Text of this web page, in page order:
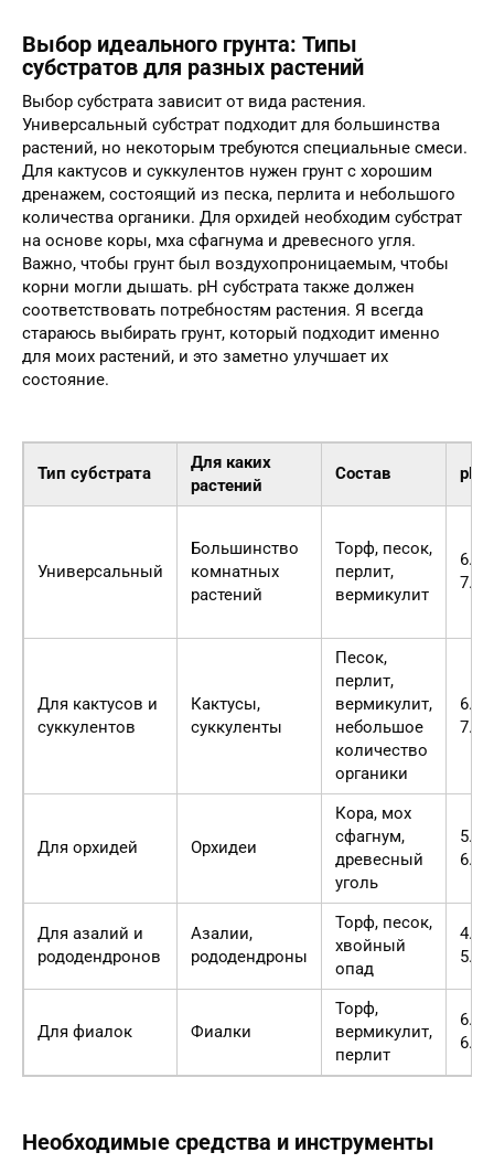
Выбор идеального грунта: Типы
субстратов для разных растений
Выбор субстрата зависит от вида растения.
Универсальный субстрат подходит для большинства
растений, но некоторым требуются специальные смеси.
Для кактусов и суккулентов нужен грунт с хорошим
дренажем, состоящий из песка, перлита и небольшого
количества органики. Для орхидей необходим субстрат
на основе коры, мха сфагнума и древесного угля.
Важно, чтобы грунт был воздухопроницаемым, чтобы
корни могли дышать. pH субстрата также должен
соответствовать потребностям растения. Я всегда
стараюсь выбирать грунт, который подходит именно
для моих растений, и это заметно улучшает их
состояние.
Тип субстрата
Для каких
растений
Состав pH
Универсальный
Большинство
комнатных
растений
Торф, песок,
перлит,
вермикулит
6.0-
7.0
Для кактусов и
суккулентов
Кактусы,
суккуленты
Песок,
перлит,
вермикулит,
небольшое
количество
органики
6.5-
7.5
Для орхидей Орхидеи
Кора, мох
сфагнум,
древесный
уголь
5.5-
6.5
Для азалий и
рододендронов
Азалии,
рододендроны
Торф, песок,
хвойный
опад
4.5-
5.5
Для фиалок Фиалки
Торф,
вермикулит,
перлит
6.0-
6.5
Необходимые средства и инструменты